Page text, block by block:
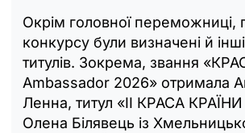
Окрім головної переможниці,
конкурсу були визначені й
титулів. Зокрема, звання
Ambassador 2026» отримала
Ленна, титул «ІІ КРАСА
Олена Білявець із